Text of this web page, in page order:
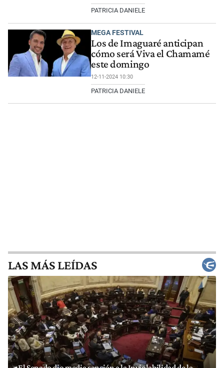
PATRICIA DANIELE
MEGA FESTIVAL
Los de Imaguaré anticipan
cómo será Viva el Chamamé
este domingo
12-11-2024 10:30
PATRICIA DANIELE
LAS MÁS LEÍDAS